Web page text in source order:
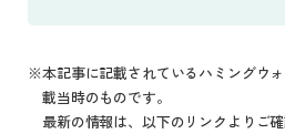
本記事に記載されているハミングウ
載当時のものです。
最新の情報は、以下のリンクよりご確